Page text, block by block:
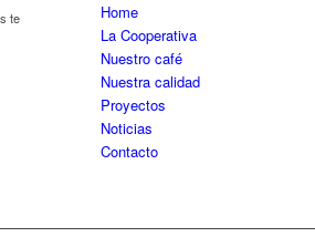
te
Home
La Cooperativa
Nuestro café
Nuestra calidad
Proyectos
Noticias
Contacto